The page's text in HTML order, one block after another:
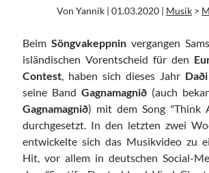
Lana Del Rey
Lorde
TUSKS
WILDES
Blogroll
Abgefreakt
Bedroomdisco
Von Yannik | 01.03.2020 | Musik >
BeimSöngvakeppnin vergangen
isländischen Vorentscheid für den
Contest, haben sich dieses Jahr
seine BandGagnamagnið (auch
Gagnamagnið) mit dem Song "Think
durchgesetzt. In den letzten zwei
entwickelte sich das Musikvideo zu
Hit, vor allem in deutschen Social-